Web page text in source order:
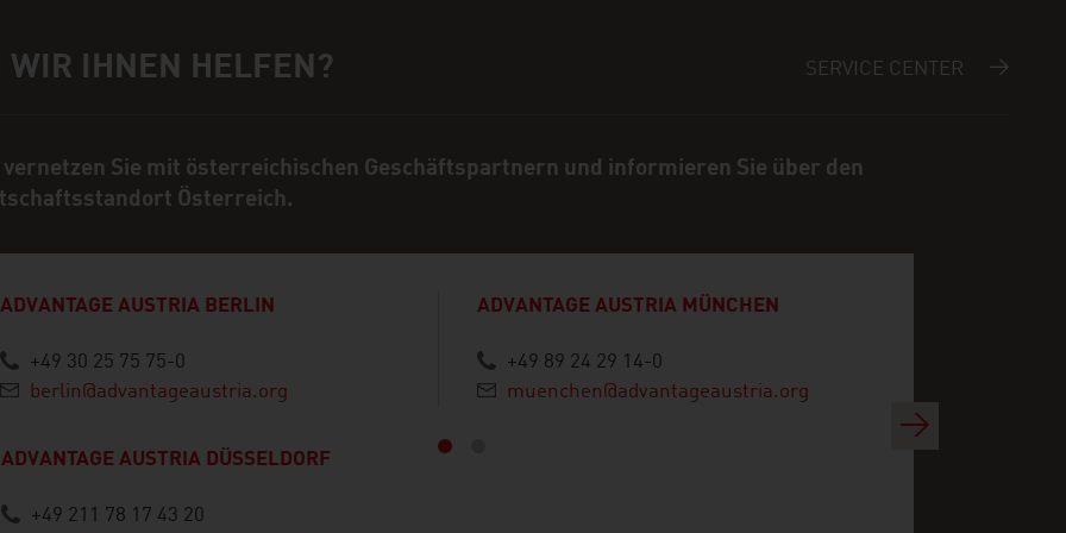
WIR IHNEN HELFEN? SERVICE CENTER
Sie mit österreichischen Geschäftspartnern und informieren Sie über den
Österreich.
ADVANTAGE AUSTRIA BERLIN
+49 30 25 75 75-0
berlin@advantageaustria.org
ADVANTAGE AUSTRIA MÜNCHEN
+49 89 24 29 14-0
muenchen@advantageaustria.org
ADVANTAGE AUSTRIA DÜSSELDORF
+49 211 78 17 43 20
Weiter